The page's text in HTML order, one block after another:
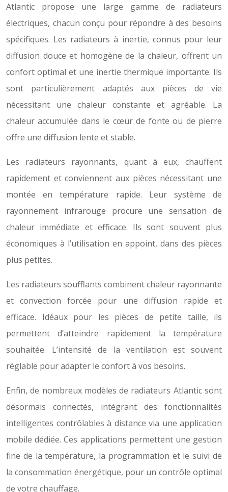
Atlantic propose une large gamme de radiateurs
électriques, chacun conçu pour répondre à des besoins
spécifiques. Les radiateurs à inertie, connus pour leur
diffusion douce et homogène de la chaleur, offrent un
confort optimal et une inertie thermique importante. Ils
sont particulièrement adaptés aux pièces de vie
nécessitant une chaleur constante et agréable. La
chaleur accumulée dans le cœur de fonte ou de pierre
offre une diffusion lente et stable.
Les radiateurs rayonnants, quant à eux, chauffent
rapidement et conviennent aux pièces nécessitant une
montée en température rapide. Leur système de
rayonnement infrarouge procure une sensation de
chaleur immédiate et efficace. Ils sont souvent plus
économiques à l’utilisation en appoint, dans des pièces
plus petites.
Les radiateurs soufflants combinent chaleur rayonnante
et convection forcée pour une diffusion rapide et
efficace. Idéaux pour les pièces de petite taille, ils
permettent d’atteindre rapidement la température
souhaitée. L’intensité de la ventilation est souvent
réglable pour adapter le confort à vos besoins.
Enfin, de nombreux modèles de radiateurs Atlantic sont
désormais connectés, intégrant des fonctionnalités
intelligentes contrôlables à distance via une application
mobile dédiée. Ces applications permettent une gestion
fine de la température, la programmation et le suivi de
la consommation énergétique, pour un contrôle optimal
de votre chauffage.